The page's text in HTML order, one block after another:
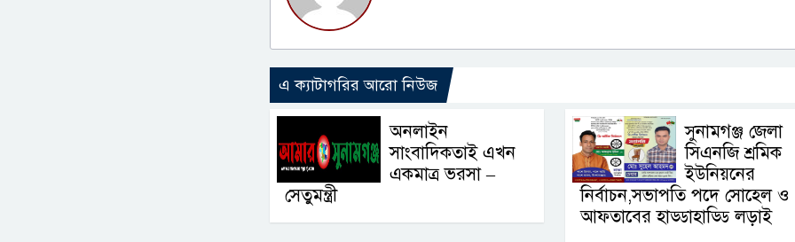
এ ক্যাটাগরির আরো নিউজ
অনলাইন
সাংবাদিকতাই এখন
একমাত্র ভরসা –
সেতুমন্ত্রী
সুনামগঞ্জ জেলা
সিএনজি শ্রমিক
ইউনিয়নের
নির্বাচন,সভাপতি পদে সোহেল ও
আফতাবের হাড্ডাহাড্ডি লড়াই